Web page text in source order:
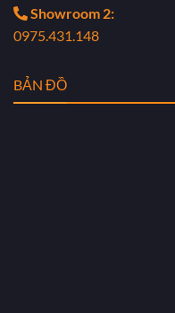
Showroom 2:
0975.431.148
BẢN ĐỒ